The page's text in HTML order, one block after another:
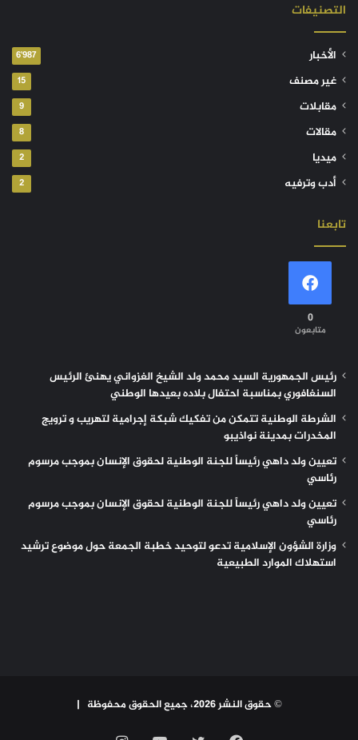
التصنيفات
الأخبار 6٬987
غير مصنف 15
مقابلات 9
مقالات 8
ميديا 2
أدب وترفيه 2
تابعنا
0
متابعون
رئيس الجمهورية السيد محمد ولد الشيخ الغزواني يهنئ الرئيس
السنغافوري بمناسبة احتفال بلاده بعيدها الوطني
الشرطة الوطنية تتمكن من تفكيك شبكة إجرامية لتهريب و ترويج
المخدرات بمدينة نواذيبو
تعيين ولد داهي رئيساً للجنة الوطنية لحقوق الإنسان بموجب مرسوم
رئاسي
تعيين ولد داهي رئيساً للجنة الوطنية لحقوق الإنسان بموجب مرسوم
رئاسي
وزارة الشؤون الإسلامية تدعو لتوحيد خطبة الجمعة حول موضوع ترشيد
استهلاك الموارد الطبيعية
© حقوق النشر 2026، جميع الحقوق محفوظة |